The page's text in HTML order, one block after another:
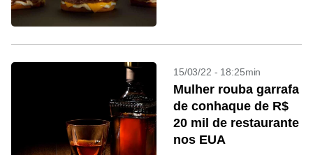
15/03/22 - 18:25min
Mulher rouba garrafa
de conhaque de R$
20 mil de restaurante
nos EUA